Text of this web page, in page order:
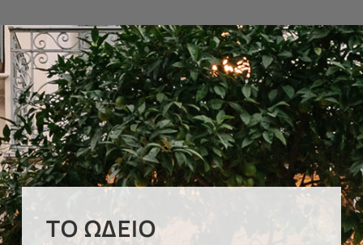
ΤΟ ΩΔΕΊΟ